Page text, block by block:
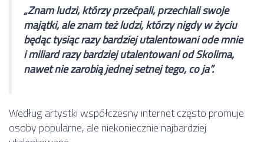
„Znam ludzi, którzy przećpali, przechlali swoje
majątki, ale znam też ludzi, którzy nigdy w życiu
będąc tysiąc razy bardziej utalentowani ode mnie
i miliard razy bardziej utalentowani od Skolima,
nawet nie zarobią jednej setnej tego, co ja”.
Według artystki współczesny internet często promuje
osoby popularne, ale niekoniecznie najbardziej